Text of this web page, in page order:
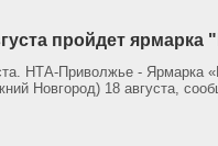
пройдет
НТА-Приволжье - Ярмарка
Новгород) 18 августа,